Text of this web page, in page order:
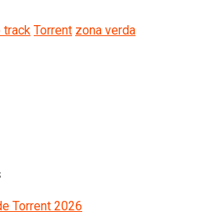
track Torrent zona verda